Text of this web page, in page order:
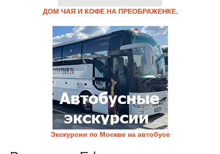
ДОМ ЧАЯ И КОФЕ НА ПРЕОБРАЖЕНКЕ.
Экскурсии по Москве на автобусе